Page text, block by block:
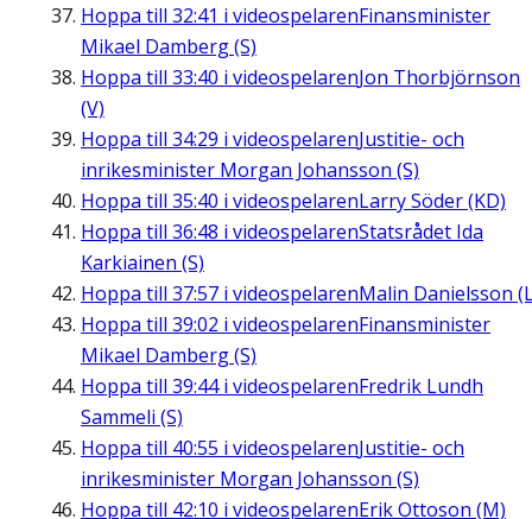
Hoppa till 32:41 i videospelarenFinansminister
Mikael Damberg (S)
Hoppa till 33:40 i videospelarenJon Thorbjörnson
(V)
Hoppa till 34:29 i videospelarenJustitie- och
inrikesminister Morgan Johansson (S)
Hoppa till 35:40 i videospelarenLarry Söder (KD)
Hoppa till 36:48 i videospelarenStatsrådet Ida
Karkiainen (S)
Hoppa till 37:57 i videospelarenMalin Danielsson
Hoppa till 39:02 i videospelarenFinansminister
Mikael Damberg (S)
Hoppa till 39:44i videospelarenFredrik Lundh
Sammeli (S)
Hoppa till 40:55 i videospelarenJustitie- och
inrikesminister Morgan Johansson (S)
Hoppa till 42:10 i videospelarenErik Ottoson (M)